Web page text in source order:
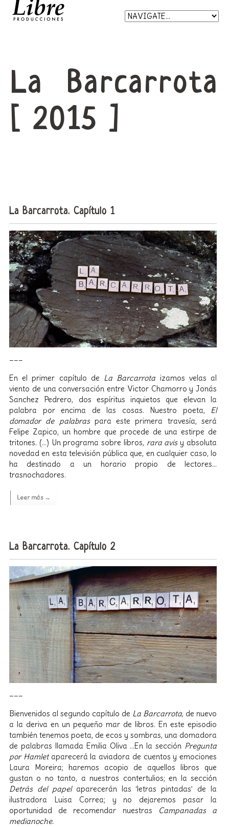
La Barcarrota
[ 2015 ]
La Barcarrota. Capítulo 1
En el primer capítulo de La Barcarrota izamos velas al
viento de una conversación entre Victor Chamorro y Jonás
Sanchez Pedrero, dos espíritus inquietos que elevan la
palabra por encima de las cosas. Nuestro poeta, El
domador de palabraspara este primera travesía, será
Felipe Zapico, un hombre que procede de una estirpe de
tritones. (…) Un programa sobre libros, rara avisy absoluta
novedad en esta televisión pública que, en cualquier caso, lo
ha destinado a un horario propio de lectores…
trasnochadores.
Leer más →
La Barcarrota. Capítulo 2
Bienvenidos al segundo capítulo de La Barcarrota, de nuevo
a la deriva en un pequeño mar de libros. En este episodio
también tenemos poeta, de ecos y sombras, una domadora
de palabras llamada Emilia Oliva …En la sección Pregunta
por Hamletaparecerá la aviadora de cuentos y emociones
Laura Moreira; haremos acopio de aquellos libros que
gustan o no tanto, a nuestros contertulios; en la sección
Detrás del papelaparecerán las ‘letras pintadas’ de la
ilustradora Luisa Correa; y no dejaremos pasar la
oportunidad de recomendar nuestras
Campanadas a
medianoche.